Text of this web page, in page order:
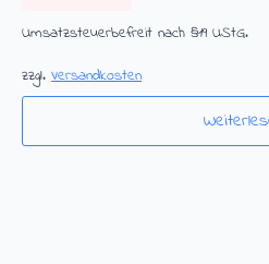
Umsatzsteuerbefreit nach §19 UStG.
zzgl. Versandkosten